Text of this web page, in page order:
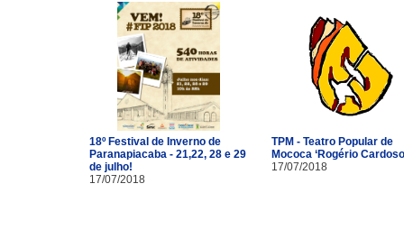
18º Festival de Inverno de
Paranapiacaba - 21,22, 28 e 29
de julho!
17/07/2018
TPM - Teatro Popular de
Mococa ‘Rogério
17/07/2018